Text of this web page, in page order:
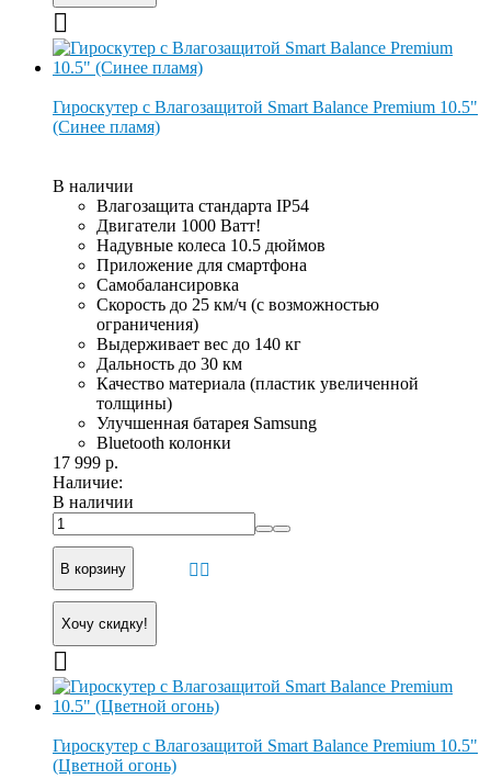
Гироскутер с Влагозащитой Smart Balance Premium 10.5"
(Синее пламя)
В наличии
Влагозащита стандарта IP54
Двигатели 1000 Ватт!
Надувные колеса 10.5 дюймов
Приложение для смартфона
Самобалансировка
Скорость до 25 км/ч (с возможностью
ограничения)
Выдерживает вес до 140 кг
Дальность до 30 км
Качество материала (пластик увеличенной
толщины)
Улучшенная батарея Samsung
Bluetooth колонки
17 999 р.
Наличие:
В наличии
В корзину
Хочу скидку!
Гироскутер с Влагозащитой Smart Balance Premium 10.5"
(Цветной огонь)